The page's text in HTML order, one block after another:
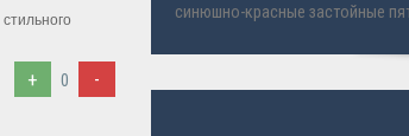
+ 0 -
синюшно-красные застойные